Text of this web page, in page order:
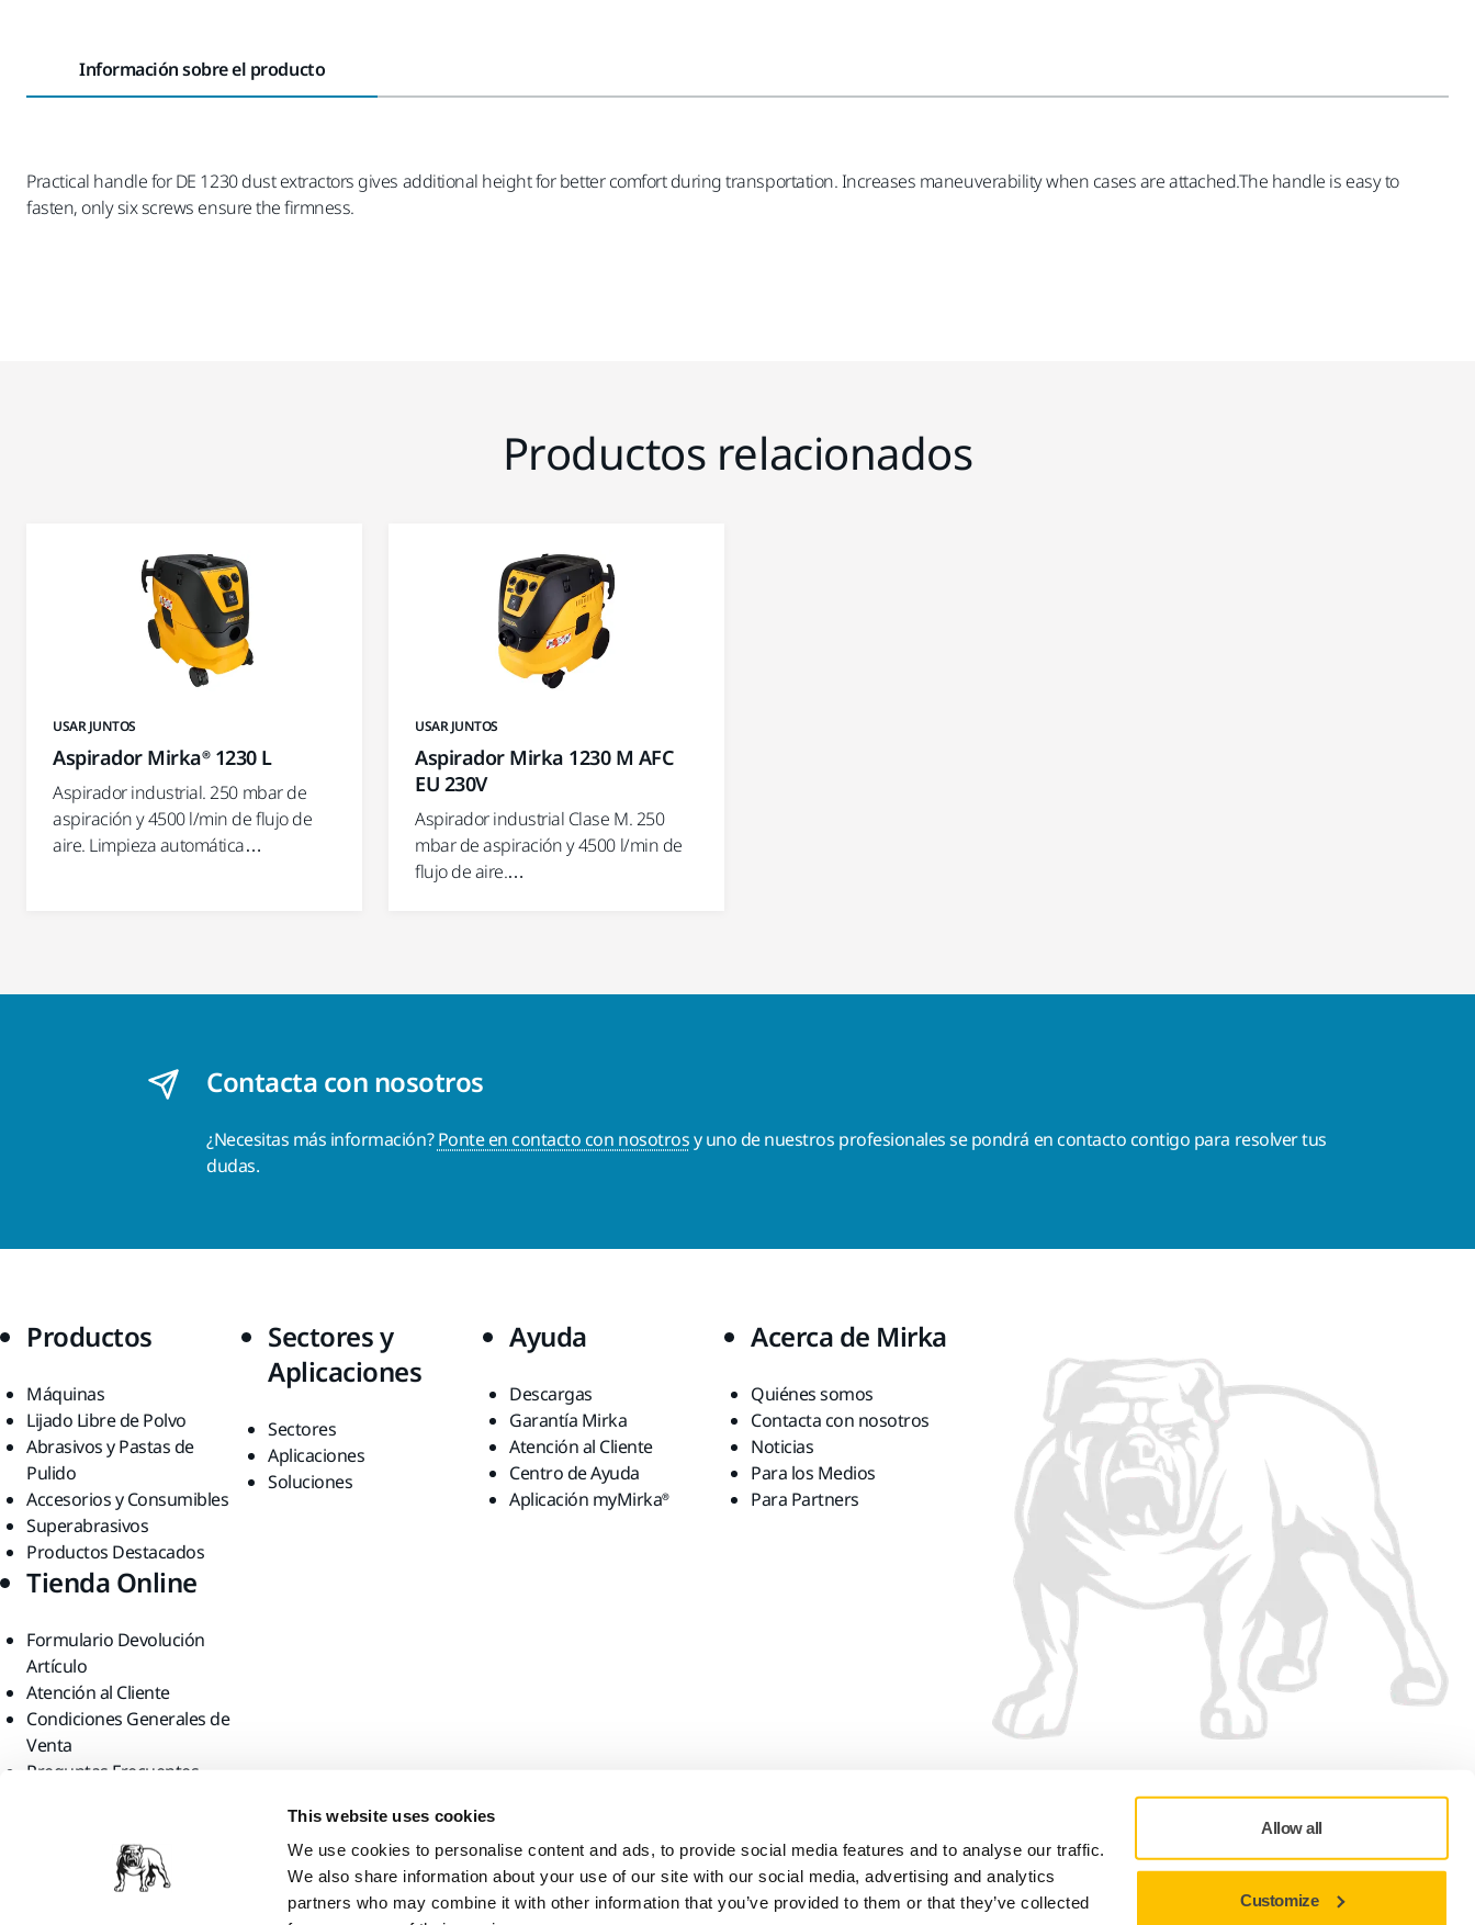
This website uses cookies
We use cookies to personalise content and ads, to provide social media features and to analyse our traffic.
We also share information about your use of our site with our social media, advertising and analytics
partners who may combine it with other information that you’ve provided to them or that they’ve collected
Allow all
Customize
Información sobre el producto
Practical handle for DE 1230 dust extractors gives additional height for better comfort during transportation. Increases maneuverability when cases are attached.The handle is easy to
fasten, only six screws ensure the firmness.
Productos relacionados
USAR JUNTOS
Aspirador Mirka® 1230 L
Aspirador industrial. 250 mbar de
aspiración y 4500 l/min de flujo de
aire. Limpieza automática…
USAR JUNTOS
Aspirador Mirka 1230 M AFC
EU 230V
Aspirador industrial Clase M. 250
mbar de aspiración y 4500 l/min de
flujo de aire.…
Contacta con nosotros
¿Necesitas más información?Ponte en contacto con nosotrosy uno de nuestros profesionales se pondrá en contacto contigo para resolver tus
dudas.
Productos
Máquinas
Lijado Libre de Polvo
Abrasivos y Pastas de
Pulido
Accesorios y Consumibles
Superabrasivos
Productos Destacados
Sectores y
Aplicaciones
Sectores
Aplicaciones
Soluciones
Ayuda
Descargas
Garantía Mirka
Atención al Cliente
Centro de Ayuda
Aplicación myMirka®
Acerca de Mirka
Quiénes somos
Contacta con nosotros
Noticias
Para los Medios
Para Partners
Tienda Online
Formulario Devolución
Artículo
Atención al Cliente
Condiciones Generales de
Venta
Preguntas Frecuentes